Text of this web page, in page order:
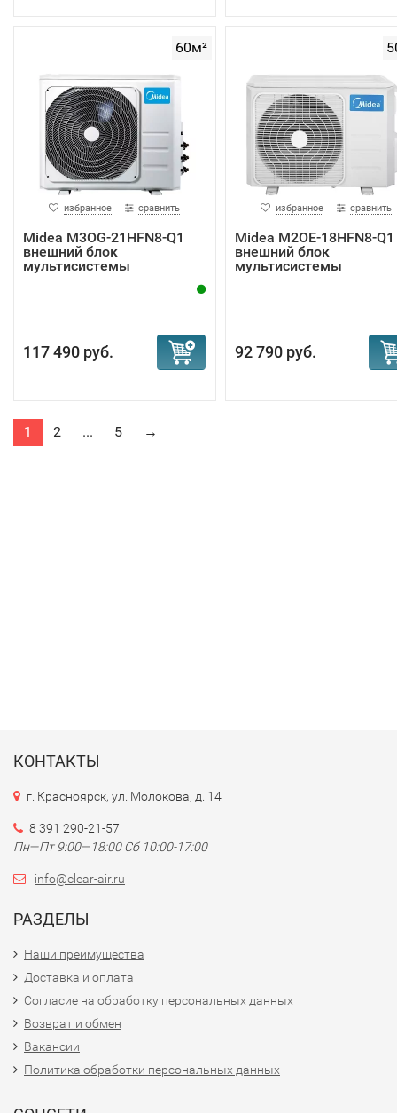
60м²
избранное сравнить
Midea M3OG-21HFN8-Q1
внешний блок
мультисистемы
117 490 руб.
избранное сравнить
Midea M2OE-18HFN8-Q1
внешний блок
мультисистемы
92 790 руб.
1 2 ... 5 →
КОНТАКТЫ
г. Красноярск, ул. Молокова, д. 14
8 391 290-21-57
Пн—Пт 9:00—18:00 Сб 10:00-17:00
info@clear-air.ru
РАЗДЕЛЫ
Наши преимущества
Доставка и оплата
Согласие на обработку персональных данных
Возврат и обмен
Вакансии
Политика обработки персональных данных